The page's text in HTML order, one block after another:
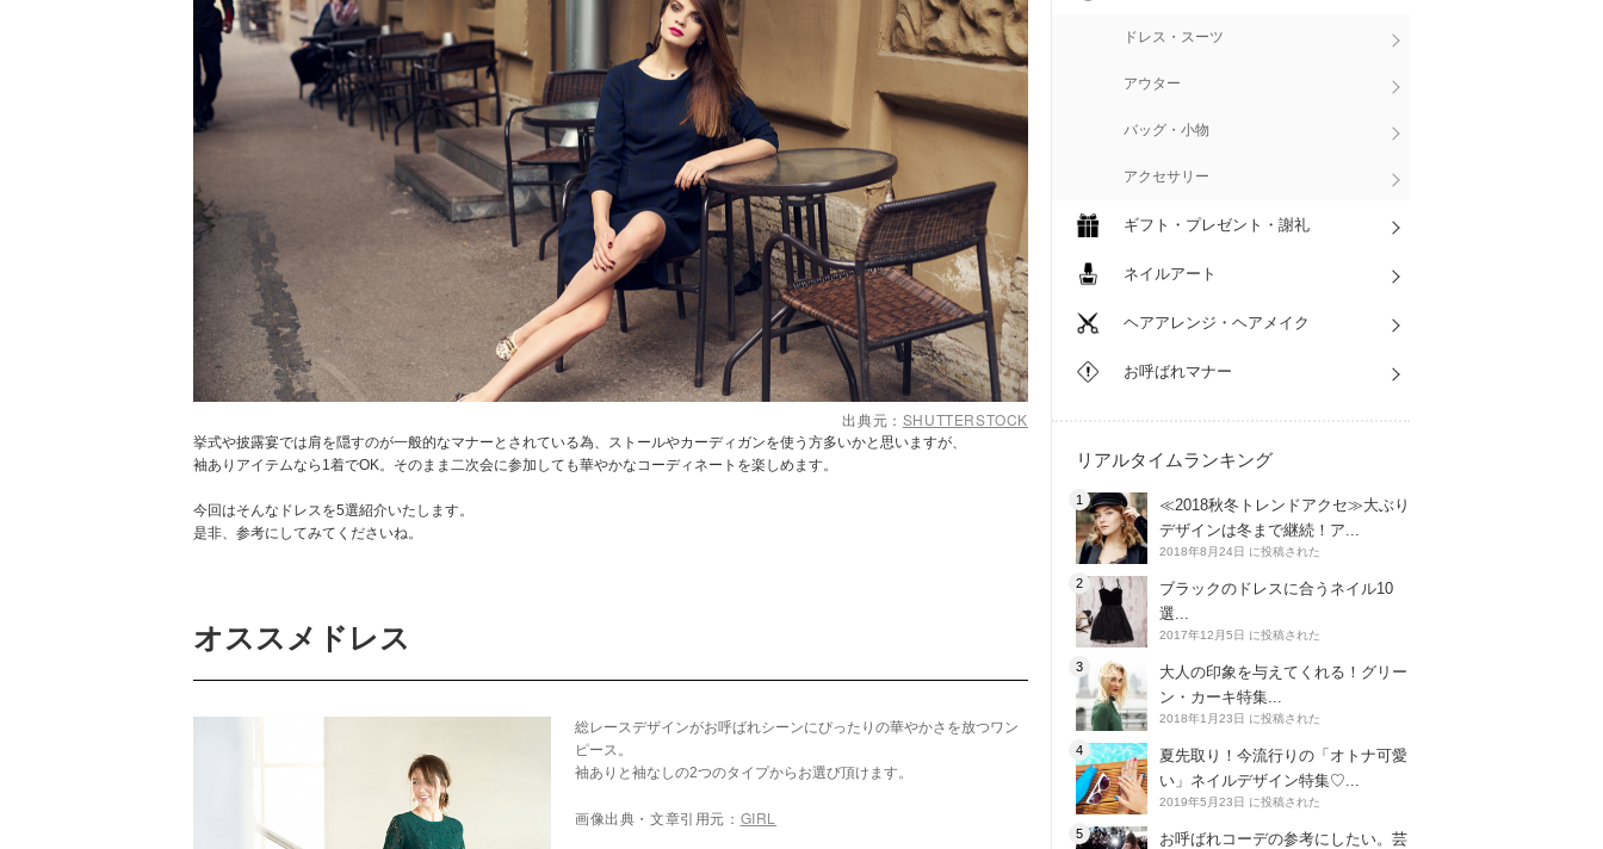
出典元： SHUTTERSTOCK
挙式や披露宴では肩を隠すのが一般的なマナーとされている為、ストールやカーディガンを使う方多いかと思いますが、
袖ありアイテムなら1着でOK。そのまま二次会に参加しても華やかなコーディネートを楽しめます。
今回はそんなドレスを5選紹介いたします。
是非、参考にしてみてくださいね。
オススメドレス
総レースデザインがお呼ばれシーンにぴったりの華やかさを放つワン
ピース。
袖ありと袖なしの2つのタイプからお選び頂けます。
画像出典・文章引用元： GIRL
ドレス・スーツ
アウター
バッグ・小物
アクセサリー
ギフト・プレゼント・謝礼
ネイルアート
ヘアアレンジ・ヘアメイク
お呼ばれマナー
リアルタイムランキング
≪2018秋冬トレンドアクセ≫大ぶり
デザインは冬まで継続！ア...
2018年8月24日 に投稿された
ブラックのドレスに合うネイル10
選...
2017年12月5日 に投稿された
大人の印象を与えてくれる！グリー
ン・カーキ特集...
2018年1月23日 に投稿された
夏先取り！今流行りの「オトナ可愛
い」ネイルデザイン特集♡...
2019年5月23日 に投稿された
お呼ばれコーデの参考にしたい。芸